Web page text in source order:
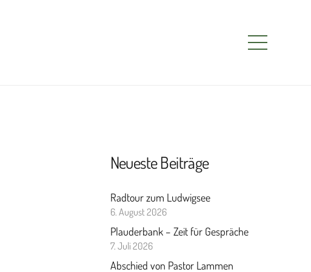
Neueste Beiträge
Radtour zum Ludwigsee
6. August 2026
Plauderbank – Zeit für Gespräche
7. Juli 2026
Abschied von Pastor Lammen